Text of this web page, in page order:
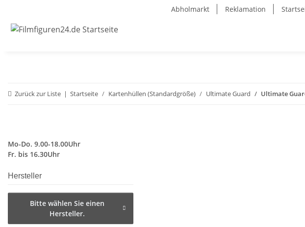
Abholmarkt Reklamation
Zurück zur Liste Startseite Kartenhüllen (Standardgröße) Ultimate Guard Ultimate
Mo-Do. 9.00-18.00Uhr
Fr. bis 16.30Uhr
Hersteller
Bitte wählen Sie einen
Hersteller.